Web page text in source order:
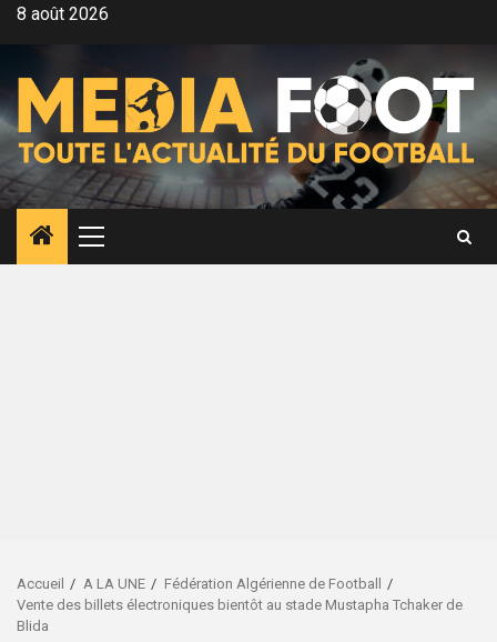
Aller8 août 2026
Menu
principal
Accueil A LA UNE
Fédération Algérienne de Football
Vente des billets électroniques bientôt au stade Mustapha Tchaker de
Blida